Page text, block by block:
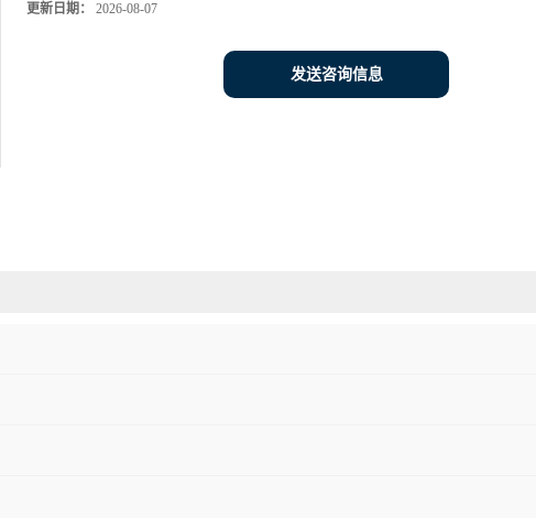
更新日期： 2026-08-07
发送咨询信息